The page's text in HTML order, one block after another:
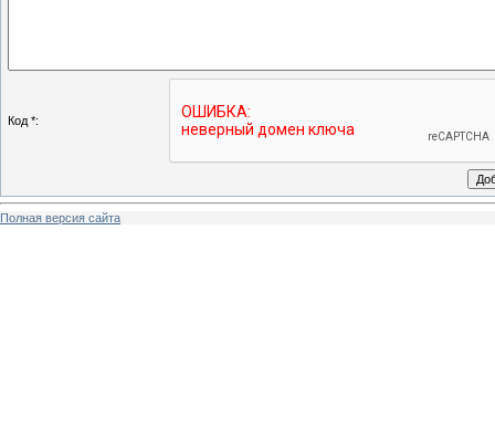
Код *:
Полная версия сайта